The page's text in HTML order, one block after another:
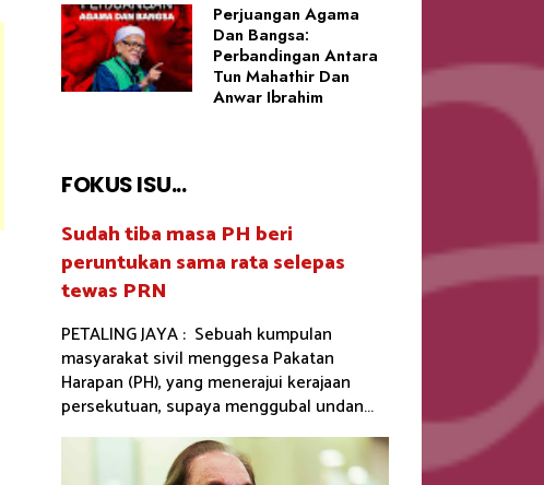
Perjuangan Agama
Dan Bangsa:
Perbandingan Antara
Tun Mahathir Dan
Anwar Ibrahim
FOKUS ISU...
Sudah tiba masa PH beri
peruntukan sama rata selepas
tewas PRN
PETALING JAYA : Sebuah kumpulan
masyarakat sivil menggesa Pakatan
Harapan (PH), yang menerajui kerajaan
persekutuan, supaya menggubal undan...